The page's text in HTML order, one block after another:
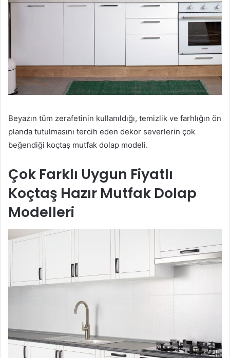
Beyazın tüm zerafetinin kullanıldığı, temizlik ve farhlığın ön
planda tutulmasını tercih eden dekor severlerin çok
beğendiği koçtaş mutfak dolap modeli.
Çok Farklı Uygun Fiyatlı
Koçtaş Hazır Mutfak Dolap
Modelleri